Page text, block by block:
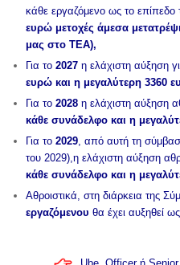
κάθε εργαζόμενο ως το
ευρώ μετοχές άμεσα
μας στο ΤΕΑ),
Για το2027 η ελάχιστη αύξηση
ευρώ και η μεγαλύτερη 3360
Για το2028 η ελάχιστη αύξηση
κάθε συνάδελφο και η
Για το2029 , από αυτή τη
του 2029),η ελάχιστη αύξηση
κάθε συνάδελφο και η
Αθροιστικά, στη διάρκεια της
εργαζόμενου θα έχει αυξηθεί